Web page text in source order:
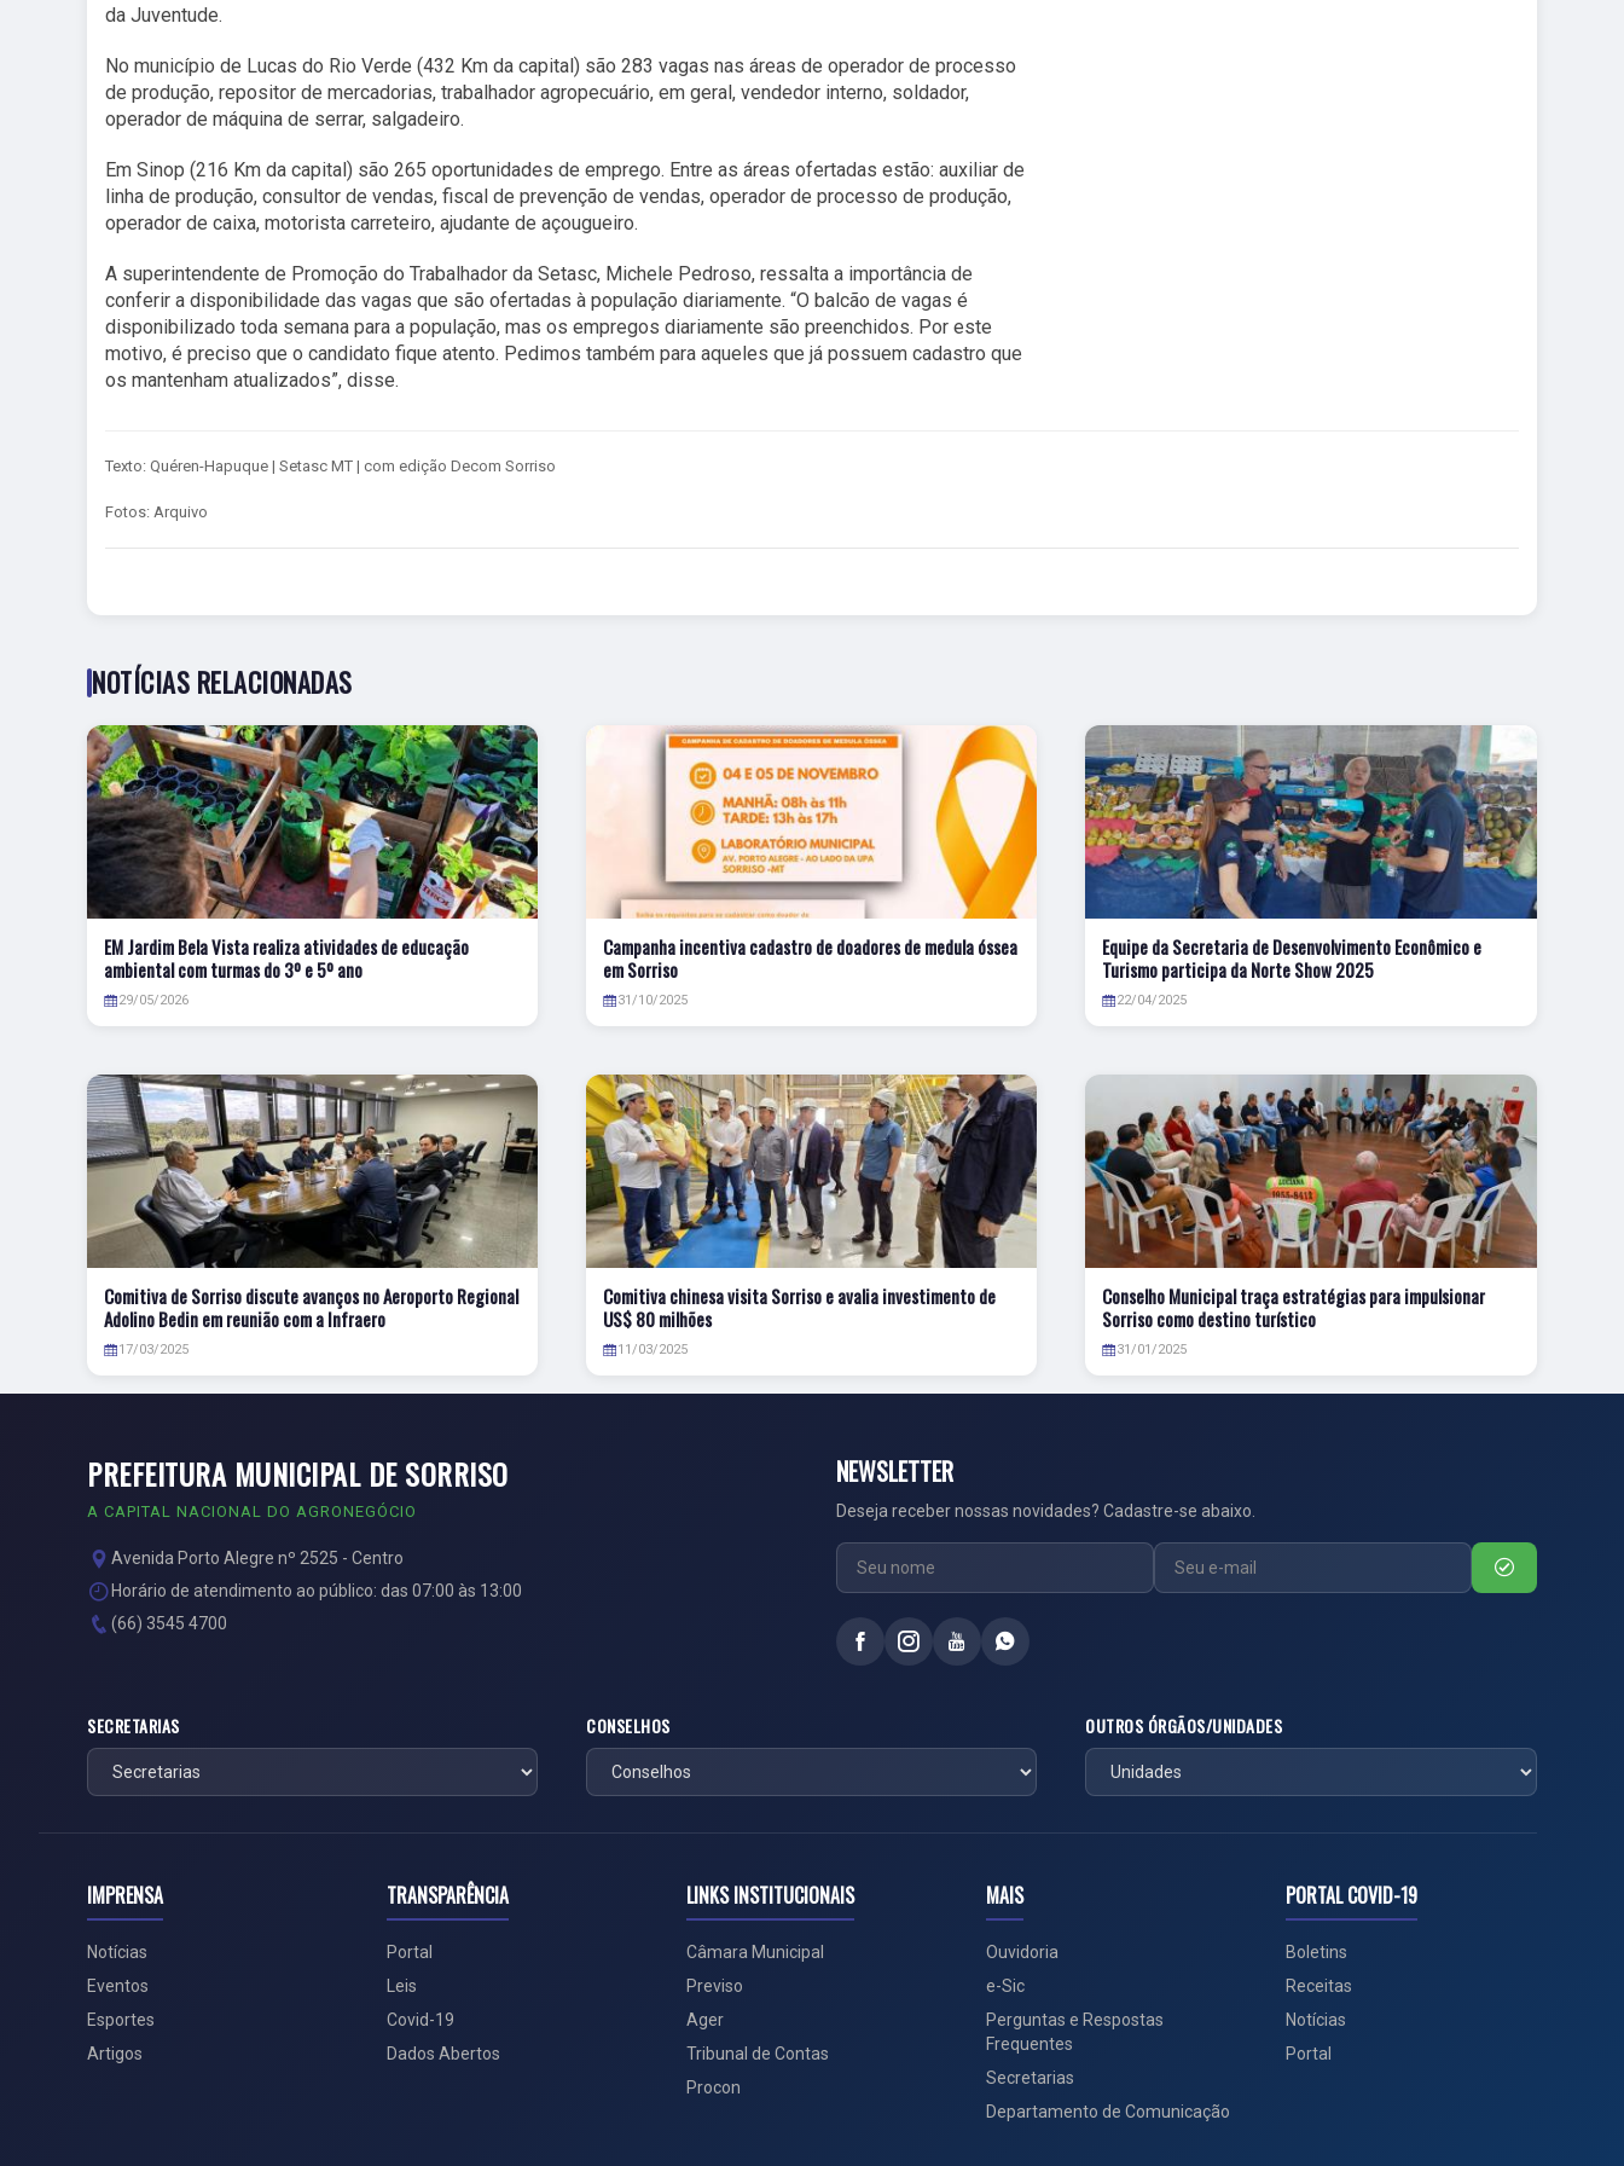
da Juventude.
No município de Lucas do Rio Verde (432 Km da capital) são 283 vagas nas áreas de operador de processo
de produção, repositor de mercadorias, trabalhador agropecuário, em geral, vendedor interno, soldador,
operador de máquina de serrar, salgadeiro.
Em Sinop (216 Km da capital) são 265 oportunidades de emprego. Entre as áreas ofertadas estão: auxiliar de
linha de produção, consultor de vendas, fiscal de prevenção de vendas, operador de processo de produção,
operador de caixa, motorista carreteiro, ajudante de açougueiro.
A superintendente de Promoção do Trabalhador da Setasc, Michele Pedroso, ressalta a importância de
conferir a disponibilidade das vagas que são ofertadas à população diariamente. “O balcão de vagas é
disponibilizado toda semana para a população, mas os empregos diariamente são preenchidos. Por este
motivo, é preciso que o candidato fique atento. Pedimos também para aqueles que já possuem cadastro que
os mantenham atualizados”, disse.
Texto: Quéren-Hapuque | Setasc MT | com edição Decom Sorriso
Fotos: Arquivo
NOTÍCIAS RELACIONADAS
EM Jardim Bela Vista realiza atividades de educação
ambiental com turmas do 3º e 5º ano
29/05/2026
Campanha incentiva cadastro de doadores de medula óssea
em Sorriso
31/10/2025
Equipe da Secretaria de Desenvolvimento Econômico e
Turismo participa da Norte Show 2025
22/04/2025
Comitiva de Sorriso discute avanços no Aeroporto Regional
Adolino Bedin em reunião com a Infraero
17/03/2025
Comitiva chinesa visita Sorriso e avalia investimento de
US$ 80 milhões
11/03/2025
Conselho Municipal traça estratégias para impulsionar
Sorriso como destino turístico
31/01/2025
PREFEITURA MUNICIPAL DE SORRISO
A CAPITAL NACIONAL DO AGRONEGÓCIO
Avenida Porto Alegre nº 2525 - Centro
Horário de atendimento ao público: das 07:00 às 13:00
(66) 3545 4700
NEWSLETTER
Deseja receber nossas novidades? Cadastre-se abaixo.
SECRETARIAS CONSELHOS OUTROS ÓRGÃOS/UNIDADES
IMPRENSA
Notícias
Eventos
Esportes
Artigos
TRANSPARÊNCIA
Portal
Leis
Covid-19
Dados Abertos
LINKS INSTITUCIONAIS
Câmara Municipal
Previso
Ager
Tribunal de Contas
Procon
MAIS
Ouvidoria
e-Sic
Perguntas e Respostas
Frequentes
Secretarias
Departamento de Comunicação
PORTAL COVID-19
Boletins
Receitas
Notícias
Portal